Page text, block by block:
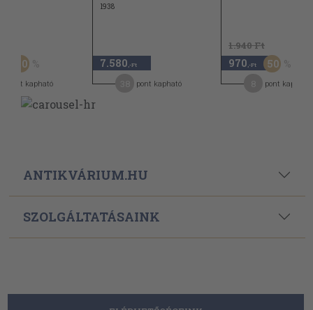
50
pont kapható
1938
7.580 ,-Ft
pont kapható
1.940 Ft
970 ,-Ft 50
pont kapható
ANTIKVÁRIUM.HU
SZOLGÁLTATÁSAINK